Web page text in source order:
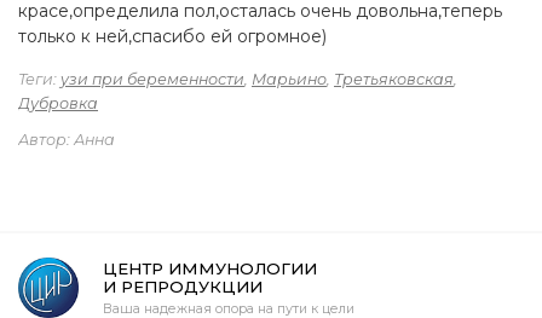
красе,определила пол,осталась очень довольна,теперь
только к ней,спасибо ей огромное)
Теги: узи при беременности, Марьино, Третьяковская,
Дубровка
Автор: Анна
ЦЕНТР ИММУНОЛОГИИ
И РЕПРОДУКЦИИ
Ваша надежная опора на пути к цели